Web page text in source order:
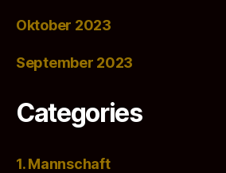
Oktober 2023
September 2023
Categories
1. Mannschaft